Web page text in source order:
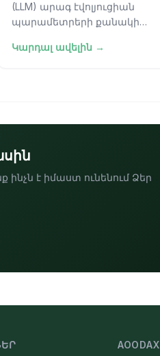
(LLM) արագ էվոլյուցիան
պարամետրերի քանակի
օգտակարության,
Կարդալ ավելին →
է իմաստ ունենում Ձեր
AOODAX